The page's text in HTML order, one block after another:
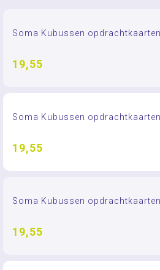
Soma Kubussen
19,55
Soma Kubussen
19,55
Soma Kubussen
19,55